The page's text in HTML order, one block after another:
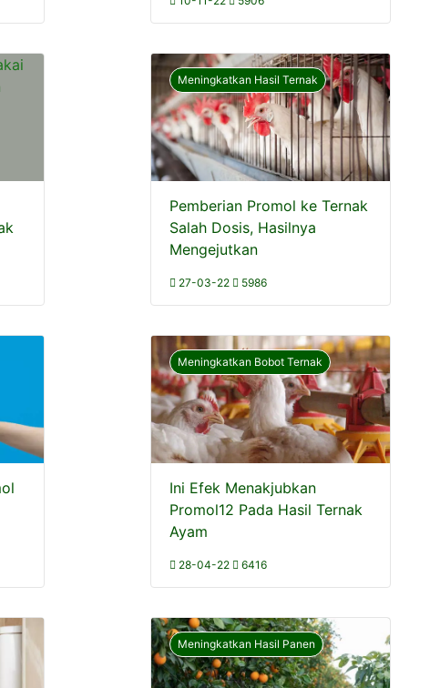
Meningkatkan Hasil Ternak
Pemberian Promol ke Ternak
Salah Dosis, Hasilnya
Mengejutkan
27-03-22 5986
Meningkatkan Bobot Ternak
Ini Efek Menakjubkan
Promol12 Pada Hasil Ternak
Ayam
28-04-22 6416
Meningkatkan Hasil Panen